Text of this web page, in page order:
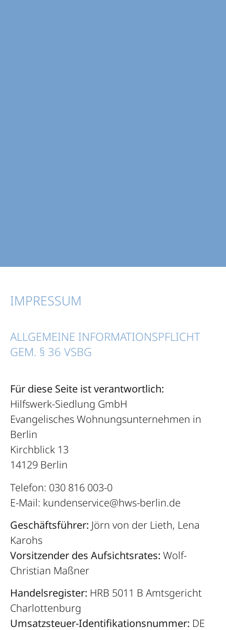
IMPRESSUM
ALLGEMEINE INFORMATIONSPFLICHT
GEM. § 36 VSBG
Für diese Seite ist verantwortlich:
Hilfswerk-Siedlung GmbH
Evangelisches Wohnungsunternehmen in
Berlin
Kirchblick 13
14129 Berlin
Telefon: 030 816 003-0
E-Mail: kundenservice@hws-berlin.de
Geschäftsführer: Jörn von der Lieth, Lena
Karohs
Vorsitzender des Aufsichtsrates: Wolf-
Christian Maßner
Handelsregister: HRB 5011 B Amtsgericht
Charlottenburg
Umsatzsteuer-Identifikationsnummer: DE